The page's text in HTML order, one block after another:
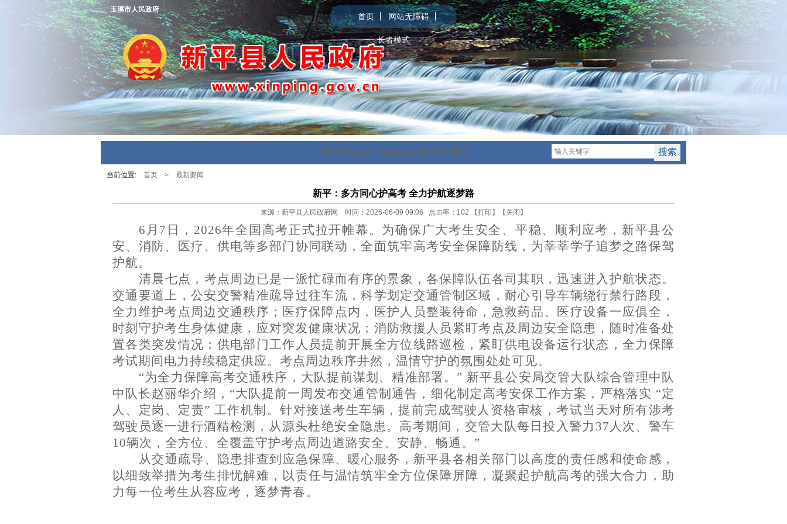
首页 网站无障碍
长者模式
玉溪市人民政府
首页 政府信息公开 政务服务 公众参与 新平概况
当前位置: 首页 > 最新要闻
新平：多方同心护高考 全力护航逐梦路
来源：新平县人民政府网 时间：2026-06-09 09:06 点击率： 102 【打印 】【 关闭 】
6月7日，2026年全国高考正式拉开帷幕。为确保广大考生安全、平稳、顺利应考，新平县公
安、消防、医疗、供电等多部门协同联动，全面筑牢高考安全保障防线，为莘莘学子追梦之路保驾
护航。
清晨七点，考点周边已是一派忙碌而有序的景象，各保障队伍各司其职，迅速进入护航状态。
交通要道上，公安交警精准疏导过往车流，科学划定交通管制区域，耐心引导车辆绕行禁行路段，
全力维护考点周边交通秩序；医疗保障点内，医护人员整装待命，急救药品、医疗设备一应俱全，
时刻守护考生身体健康，应对突发健康状况；消防救援人员紧盯考点及周边安全隐患，随时准备处
置各类突发情况；供电部门工作人员提前开展全方位线路巡检，紧盯供电设备运行状态，全力保障
考试期间电力持续稳定供应。考点周边秩序井然，温情守护的氛围处处可见。
“为全力保障高考交通秩序，大队提前谋划、精准部署。” 新平县公安局交管大队综合管理中队
中队长赵丽华介绍，“大队提前一周发布交通管制通告，细化制定高考安保工作方案，严格落实 “定
人、定岗、定责” 工作机制。针对接送考生车辆，提前完成驾驶人资格审核，考试当天对所有涉考
驾驶员逐一进行酒精检测，从源头杜绝安全隐患。高考期间，交管大队每日投入警力37人次、警车
10辆次，全方位、全覆盖守护考点周边道路安全、安静、畅通。”
从交通疏导、隐患排查到应急保障、暖心服务，新平县各相关部门以高度的责任感和使命感，
以细致举措为考生排忧解难，以责任与温情筑牢全方位保障屏障，凝聚起护航高考的强大合力，助
力每一位考生从容应考，逐梦青春。